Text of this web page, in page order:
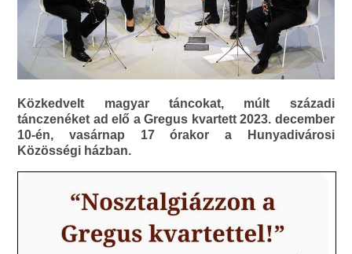
Közkedvelt magyar táncokat, múlt századi
tánczenéket ad elő a Gregus kvartett 2023. december
10-én, vasárnap 17 órakor a Hunyadivárosi
Közösségi házban.